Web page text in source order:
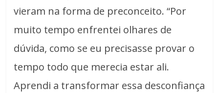
vieram na forma de preconceito. “Por
muito tempo enfrentei olhares de
dúvida, como se eu precisasse provar o
tempo todo que merecia estar ali.
Aprendi a transformar essa desconfiança